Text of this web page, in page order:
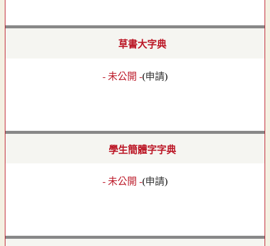
草書大字典
- 未公開 -(申請)
學生簡體字字典
- 未公開 -(申請)